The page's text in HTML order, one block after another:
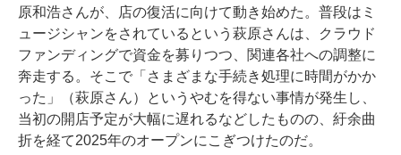
原和浩さんが、店の復活に向けて動き始めた。普段はミ
ュージシャンをされているという萩原さんは、クラウド
ファンディングで資金を募りつつ、関連各社への調整に
奔走する。そこで「さまざまな手続き処理に時間がかか
った」（萩原さん）というやむを得ない事情が発生し、
当初の開店予定が大幅に遅れるなどしたものの、紆余曲
折を経て2025年のオープンにこぎつけたのだ。